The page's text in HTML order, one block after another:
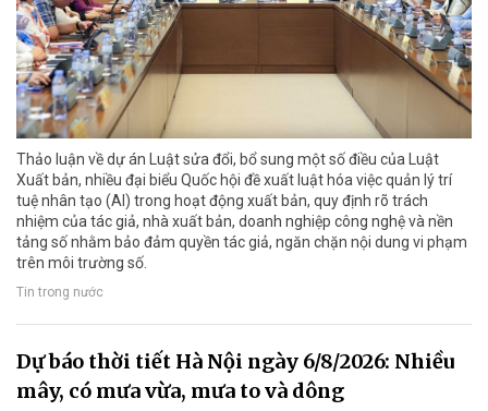
Thảo luận về dự án Luật sửa đổi, bổ sung một số điều của Luật
Xuất bản, nhiều đại biểu Quốc hội đề xuất luật hóa việc quản lý trí
tuệ nhân tạo (AI) trong hoạt động xuất bản, quy định rõ trách
nhiệm của tác giả, nhà xuất bản, doanh nghiệp công nghệ và nền
tảng số nhằm bảo đảm quyền tác giả, ngăn chặn nội dung vi phạm
trên môi trường số.
Tin trong nước
Dự báo thời tiết Hà Nội ngày 6/8/2026: Nhiều
mây, có mưa vừa, mưa to và dông